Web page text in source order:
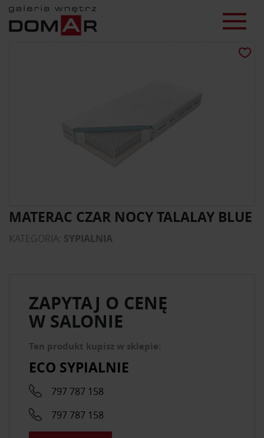
MATERAC CZAR NOCY TALALAY BLUE
KATEGORIA: SYPIALNIA
ZAPYTAJ O CENĘ
W SALONIE
Ten produkt kupisz w sklepie:
ECO SYPIALNIE
797 787 158
797 787 158